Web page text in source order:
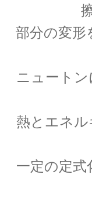
【電流の
部分の変形
ニュート
熱とエネ
一定の定式